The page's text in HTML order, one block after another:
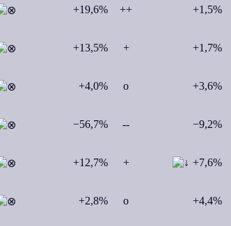
+19,6% ++ +1,5%
+13,5% + +1,7%
+4,0% o +3,6%
−56,7% -- −9,2%
+12,7% + +7,6%
+2,8% o +4,4%